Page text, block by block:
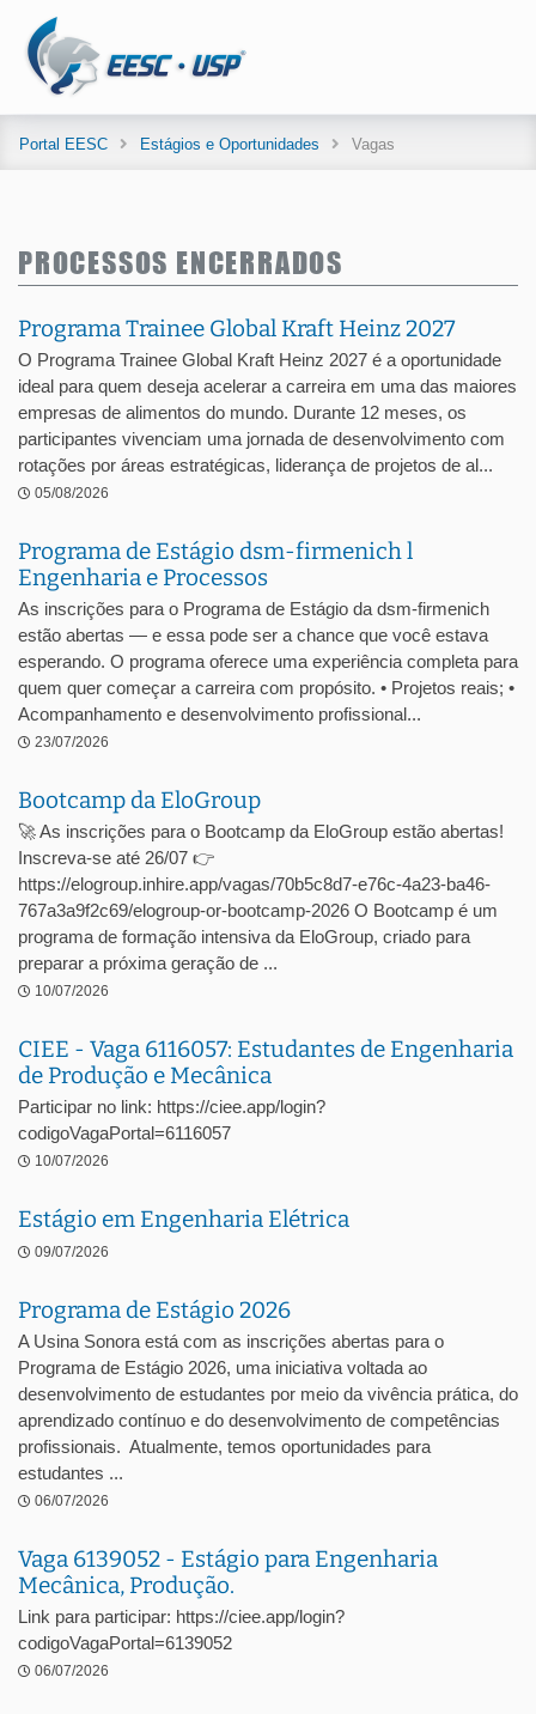
Portal EESC Estágios e Oportunidades Vagas
PROCESSOS ENCERRADOS
Programa Trainee Global Kraft Heinz 2027
O Programa Trainee Global Kraft Heinz 2027 é a oportunidade
ideal para quem deseja acelerar a carreira em uma das maiores
empresas de alimentos do mundo. Durante 12 meses, os
participantes vivenciam uma jornada de desenvolvimento com
rotações por áreas estratégicas, liderança de projetos de al...
05/08/2026
Programa de Estágio dsm-firmenich l
Engenharia e Processos
As inscrições para o Programa de Estágio da dsm-firmenich
estão abertas — e essa pode ser a chance que você estava
esperando. O programa oferece uma experiência completa para
quem quer começar a carreira com propósito. • Projetos reais; •
Acompanhamento e desenvolvimento profissional...
23/07/2026
Bootcamp da EloGroup
🚀 As inscrições para o Bootcamp da EloGroup estão abertas!
Inscreva-se até 26/07 👉
https://elogroup.inhire.app/vagas/70b5c8d7-e76c-4a23-ba46-
767a3a9f2c69/elogroup-or-bootcamp-2026 O Bootcamp é um
programa de formação intensiva da EloGroup, criado para
preparar a próxima geração de ...
10/07/2026
CIEE - Vaga 6116057: Estudantes de Engenharia
de Produção e Mecânica
Participar no link: https://ciee.app/login?
codigoVagaPortal=6116057
10/07/2026
Estágio em Engenharia Elétrica
09/07/2026
Programa de Estágio 2026
A Usina Sonora está com as inscrições abertas para o
Programa de Estágio 2026, uma iniciativa voltada ao
desenvolvimento de estudantes por meio da vivência prática, do
aprendizado contínuo e do desenvolvimento de competências
profissionais. Atualmente, temos oportunidades para
estudantes ...
06/07/2026
Vaga 6139052 - Estágio para Engenharia
Mecânica, Produção.
Link para participar: https://ciee.app/login?
codigoVagaPortal=6139052
06/07/2026